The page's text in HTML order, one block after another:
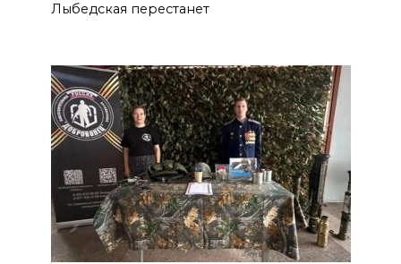
Лыбедская перестанет